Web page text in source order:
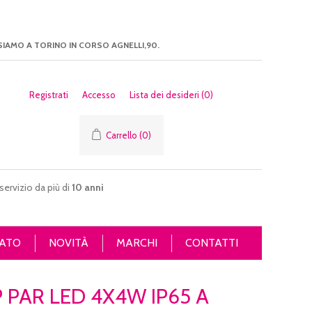
A TORINO IN CORSO AGNELLI,90.
Registrati Accesso Lista dei desideri (0)
Carrello (0)
da più di 10 anni
NOVITÀ MARCHI CONTATTI
LED 4X4W IP65 A